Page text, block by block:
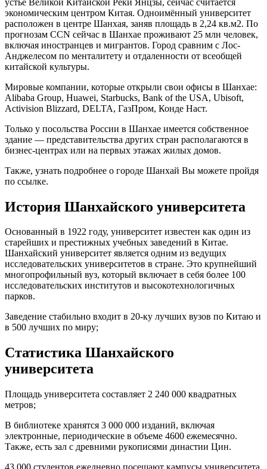
экономическим центром Китая. Одноимённый университет
расположен в центре Шанхая, заняв площадь в 2,24 кв.м2. По
прогнозам CCN cейчас в Шанхае проживают 25 млн человек,
включая иностранцев и мигрантов. Город сравним с Лос-
Анджелесом по менталитету и отдаленности от всеобщей
китайской культуры.
Мировые компании, которые открыли свои офисы в Шанхае:
Alibaba Group, Huawei, Starbucks, Bank of the USA, Ubisoft,
Activision Blizzard, DELTA, ГазПром, Конде Наст.
Только у посольства России в Шанхае имеется собственное
здание — представительства других стран располагаются в
бизнес-центрах или на первых этажах жилых домов.
Также, узнать подробнее о городе Шанхай Вы можете пройдя
по ссылке.
История Шанхайского университета
Основанный в 1922 году, университет известен как один из
старейших и престижных учебных заведений в Китае.
Шанхайский университет является одним из ведущих
исследовательских университетов в стране. Это крупнейший
многопрофильный вуз, который включает в себя более 100
исследовательских институтов и высокотехнологичных
парков.
Заведение стабильно входит в 20-ку лучших вузов по Китаю и
в 500 лучших по миру;
Статистика Шанхайского
университета
Площадь университета составляет 2 240 000 квадратных
метров;
В библиотеке хранятся 3 000 000 изданий, включая
электронные, периодические в объеме 4600 ежемесячно.
Также, есть зал с древними рукописями династии Цин.